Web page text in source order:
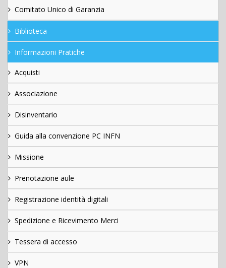
Comitato Unico di Garanzia
Biblioteca
Informazioni Pratiche
Acquisti
Associazione
Disinventario
Guida alla convenzione PC INFN
Missione
Prenotazione aule
Registrazione identità digitali
Spedizione e Ricevimento Merci
Tessera di accesso
VPN